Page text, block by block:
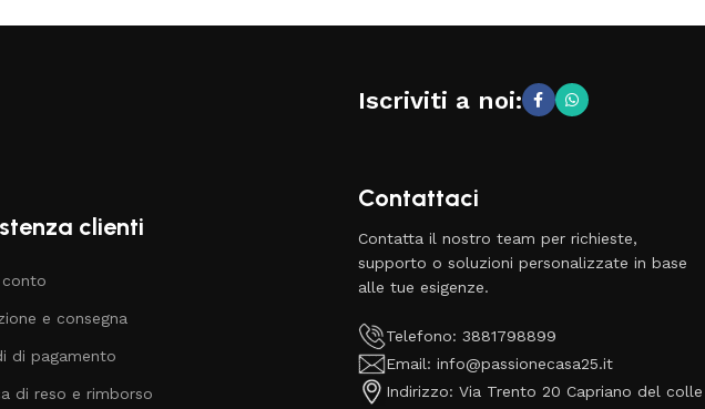
clienti
e consegna
di pagamento
di reso e rimborso
Iscriviti a noi:
Contattaci
Contatta il nostro team per richieste,
supporto o soluzioni personalizzate in base
alle tue esigenze.
Telefono: 3881798899
Email: info@passionecasa25.it
Indirizzo: Via Trento 20 Capriano del colle